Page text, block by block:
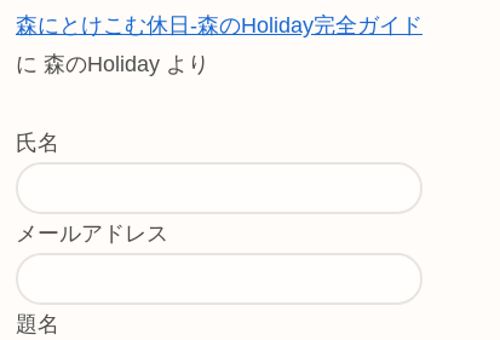
森にとけこむ休日-森のHoliday完全ガイド
に 森のHoliday より
氏名
メールアドレス
題名